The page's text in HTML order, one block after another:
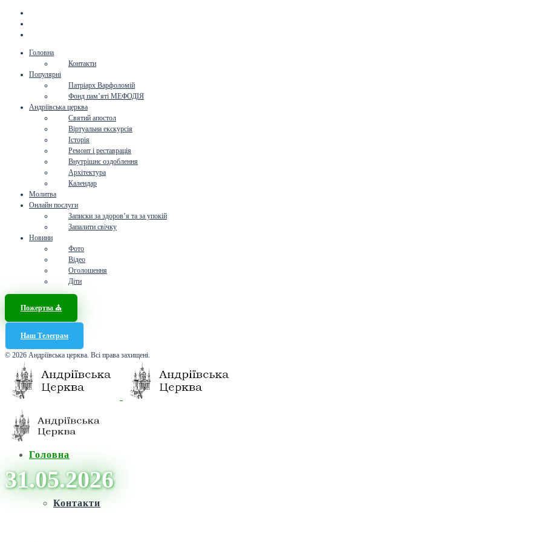
Головна
Контакти
Популярні
Патріарх Варфоломій
Фонд пам’яті МЕФОДІЯ
Андріївська церква
Святий апостол
Віртуальна екскурсія
Історія
Ремонт і реставрація
Внутрішнє оздоблення
Архітектура
Календар
Молитва
Онлайн послуги
Записки за здоров’я та за упокій
Запалити свічку
Новини
Фото
Відео
Оголошення
Діти
Пожертва ⛪️
Наш Телеграм
© 2026 Андріївська церква. Всі права захищені.
Головна
Контакти
31.05.2026